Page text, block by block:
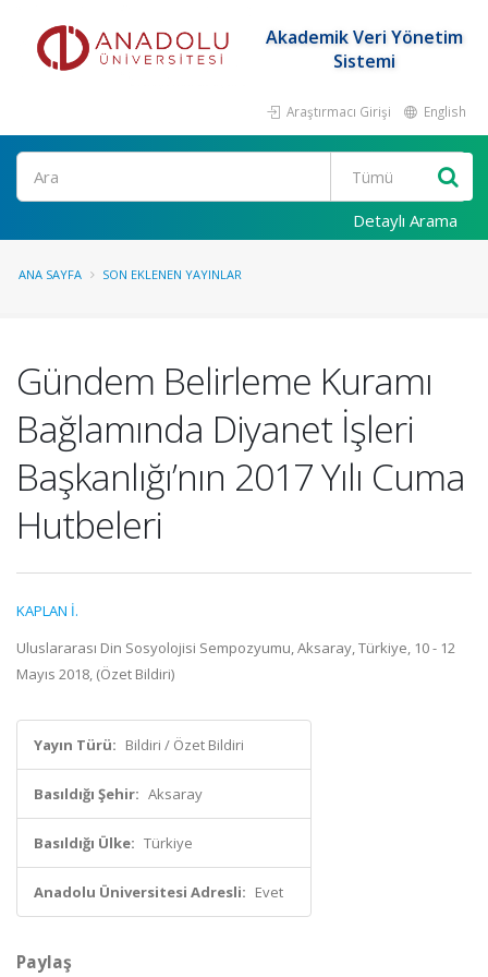
Akademik Veri Yönetim
Sistemi
Araştırmacı Girişi English
Ara
Detaylı Arama
ANA SAYFA SON EKLENEN YAYINLAR
Gündem Belirleme Kuramı
Bağlamında Diyanet İşleri
Başkanlığı’nın 2017 Yılı Cuma
Hutbeleri
KAPLAN İ.
Uluslararası Din Sosyolojisi Sempozyumu, Aksaray, Türkiye, 10 - 12
Mayıs 2018, (Özet Bildiri)
Yayın Türü: Bildiri / Özet Bildiri
Basıldığı Şehir: Aksaray
Basıldığı Ülke: Türkiye
Anadolu Üniversitesi Adresli: Evet
Paylaş